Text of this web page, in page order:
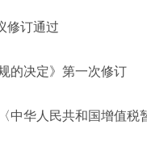
修订通过
的决定》第一次修订
中华人民共和国增值